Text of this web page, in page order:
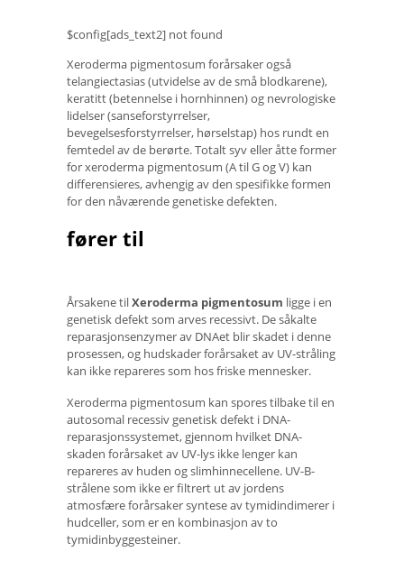
$config[ads_text2] not found
Xeroderma pigmentosum forårsaker også
telangiectasias (utvidelse av de små blodkarene),
keratitt (betennelse i hornhinnen) og nevrologiske
lidelser (sanseforstyrrelser,
bevegelsesforstyrrelser, hørselstap) hos rundt en
femtedel av de berørte. Totalt syv eller åtte former
for xeroderma pigmentosum (A til G og V) kan
differensieres, avhengig av den spesifikke formen
for den nåværende genetiske defekten.
fører til
Årsakene tilXeroderma pigmentosum ligge i en
genetisk defekt som arves recessivt. De såkalte
reparasjonsenzymer av DNAet blir skadet i denne
prosessen, og hudskader forårsaket av UV-stråling
kan ikke repareres som hos friske mennesker.
Xeroderma pigmentosum kan spores tilbake til en
autosomal recessiv genetisk defekt i DNA-
reparasjonssystemet, gjennom hvilket DNA-
skaden forårsaket av UV-lys ikke lenger kan
repareres av huden og slimhinnecellene. UV-B-
strålene som ikke er filtrert ut av jordens
atmosfære forårsaker syntese av tymidindimerer i
hudceller, som er en kombinasjon av to
tymidinbyggesteiner.